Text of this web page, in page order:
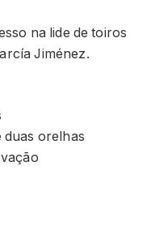
na lide de toiros
Jiménez.
duas orelhas